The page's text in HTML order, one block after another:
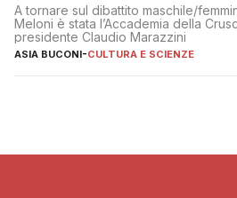
A tornare sul dibattito maschile/
Meloni è stata l’Accademia della
presidente Claudio Marazzini
ASIA BUCONI-CULTURA E SCIENZE